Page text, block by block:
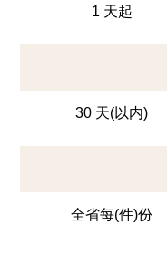
1 天起
30 天(以内)
全省每(件)份